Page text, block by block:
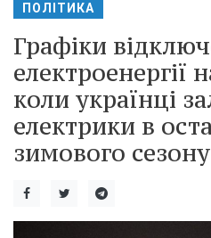
ПОЛІТИКА
Графіки
електроенергії
коли українці
електрики в
зимового